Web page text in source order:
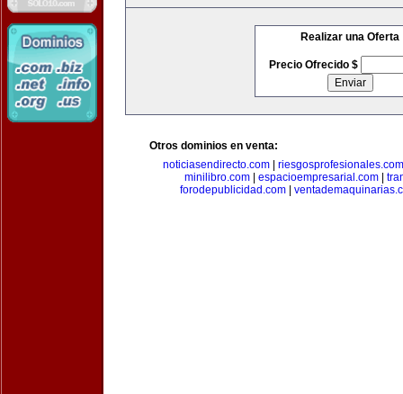
Realizar una Oferta
Precio Ofrecido $
Otros dominios en venta:
noticiasendirecto.com
riesgosprofesionales.com
minilibro.com| espacioempresarial.com|
forodepublicidad.com|